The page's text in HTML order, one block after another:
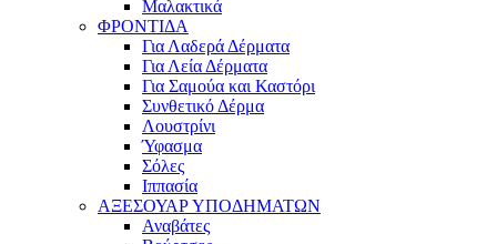
Μαλακτικά
ΦΡΟΝΤΙΔΑ
Για Λαδερά Δέρματα
Για Λεία Δέρματα
Για Σαμούα και Καστόρι
Συνθετικό Δέρμα
Λουστρίνι
Ύφασμα
Σόλες
Ιππασία
ΑΞΕΣΟΥΑΡ ΥΠΟΔΗΜΑΤΩΝ
Αναβάτες